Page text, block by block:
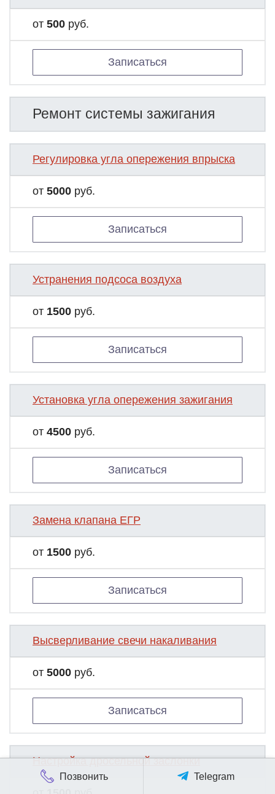
от 500 руб.
Записаться
Ремонт системы зажигания
Регулировка угла опережения впрыска
от 5000 руб.
Записаться
Устранения подсоса воздуха
от 1500 руб.
Записаться
Установка угла опережения зажигания
от 4500 руб.
Записаться
Замена клапана ЕГР
от 1500 руб.
Записаться
Высверливание свечи накаливания
от 5000 руб.
Записаться
Настройка дросельной заслонки
Позвонить Telegram